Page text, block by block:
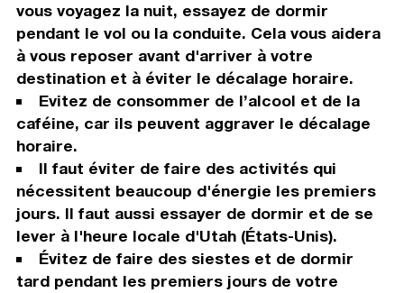
vous voyagez la nuit, essayez de dormir
pendant le vol ou la conduite. Cela vous aidera
à vous reposer avant d'arriver à votre
destination et à éviter le décalage horaire.
Evitez de consommer de l’alcool et de la
caféine, car ils peuvent aggraver le décalage
horaire.
Il faut éviter de faire des activités qui
nécessitent beaucoup d'énergie les premiers
jours. Il faut aussi essayer de dormir et de se
lever à l'heure locale d'Utah (États-Unis).
Évitez de faire des siestes et de dormir
tard pendant les premiers jours de votre